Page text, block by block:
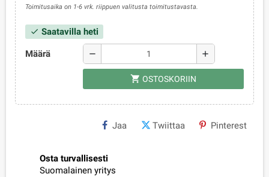
Toimitusaika on 1-6 vrk. riippuen valitusta toimitustavasta.
check Saatavilla heti
Määrä remove add
shopping_cart OSTOSKORIIN
Jaa Twiittaa Pinterest
Osta turvallisesti
Suomalainen yritys